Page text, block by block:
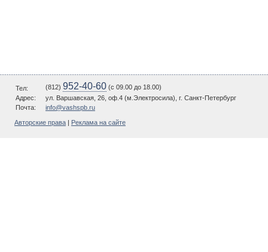
Тел: (812) 952-40-60 (c 09.00 до 18.00)
Адрес:
ул. Варшавская, 26, оф.4 (м.Электросила), г. Санкт-Петербург
Почта:
info@vashspb.ru
Авторские права Реклама на сайте